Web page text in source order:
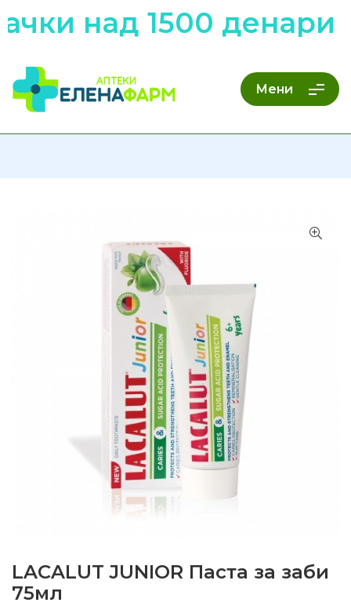
над 1500 денари
Мени
LACALUT JUNIOR Паста за заби
75мл